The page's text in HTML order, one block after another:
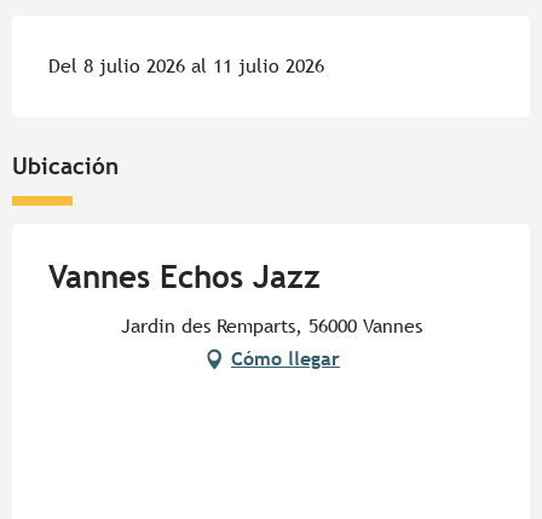
Del 8 julio 2026 al 11 julio 2026
Ubicación
Vannes Echos Jazz
Jardin des Remparts, 56000 Vannes
Cómo llegar